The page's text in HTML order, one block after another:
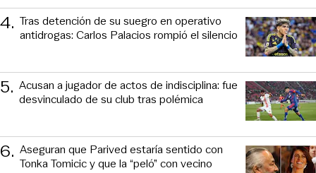
4. Tras detención de su suegro en operativo
antidrogas: Carlos Palacios rompió el silencio
5. Acusan a jugador de actos de indisciplina: fue
desvinculado de su club tras polémica
6. Aseguran que Parived estaría sentido con
Tonka Tomicic y que la “peló” con vecino